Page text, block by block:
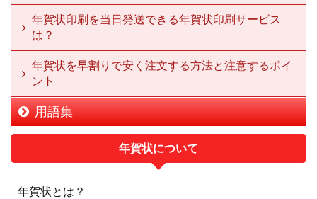
年賀状印刷を当日発送できる年賀状印刷サービス
は？
年賀状を早割りで安く注文する方法と注意するポイ
ント
用語集
年賀状について
年賀状とは？